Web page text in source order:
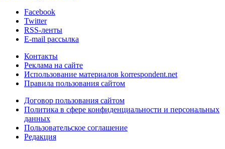
Facebook
Twitter
RSS-ленты
E-mail рассылка
Контакты
Реклама на сайте
Использование материалов korrespondent.net
Правила пользования сайтом
Договор пользования сайтом
Политика в сфере конфиденциальности и персональных
данных
Пользовательское соглашение
Редакция